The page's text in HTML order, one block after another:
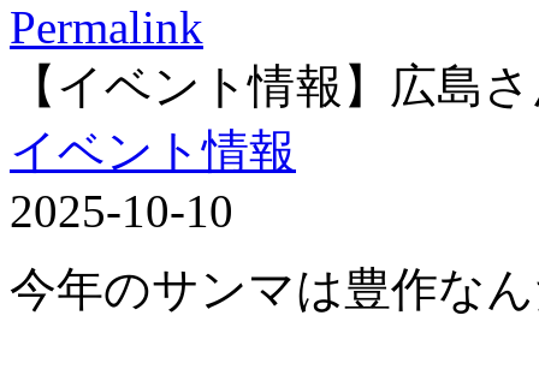
Permalink
【イベント情報】広島
イベント情報
2025-10-10
今年のサンマは豊作な